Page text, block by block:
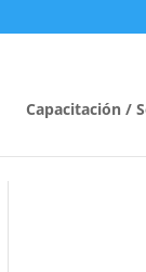
Capacitación /